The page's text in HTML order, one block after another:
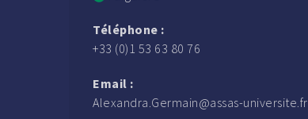
Téléphone :
+33 (0)1 53 63 80 76
Email :
Alexandra.Germain@assas-universite.fr